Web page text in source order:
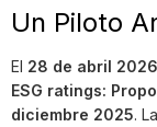
Un Piloto
El 28 de abril 2026
ESG ratings:
diciembre 2025.